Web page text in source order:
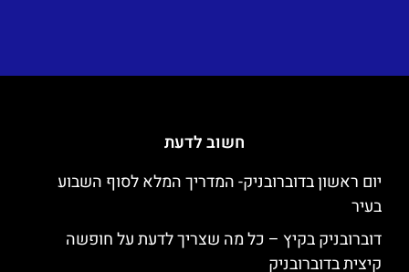
חשוב לדעת
יום ראשון בדוברובניק- המדריך המלא לסוף השבוע
בעיר
דוברובניק בקיץ – כל מה שצריך לדעת על חופשה
קיצית בדוברובניק